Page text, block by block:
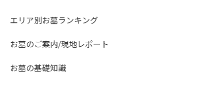
エリア別お墓ランキング
お墓のご案内/現地レポート
お墓の基礎知識